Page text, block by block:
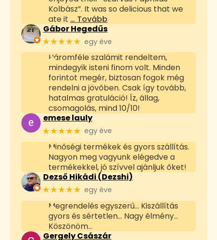
Kolbász”. It was so delicious that we
ate it … Tovább
Gábor Hegedűs
★★★★★ egy éve
Háromféle szalámit rendeltem,
mindegyik isteni finom volt. Minden
forintot megér, biztosan fogok még
rendelni a jövőben. Csak így tovább,
hatalmas gratuláció! Íz, állag,
csomagolás, mind 10/10!
emese lauly
★★★★★ egy éve
Minőségi termékek és gyors szállítás.
Nagyon meg vagyunk elégedve a
termékekkel, jó szívvel ajánljuk őket!
Dezső Hikádi (Dezshi)
★★★★★ egy éve
Megrendelés egyszerű... Kiszállítás
gyors és sértetlen... Nagy élmény...
Köszönöm...
Gergely Császár